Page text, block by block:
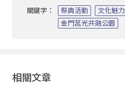
關鍵字： 祭典活動 文化魅力
金門莒光共融公園
相關文章